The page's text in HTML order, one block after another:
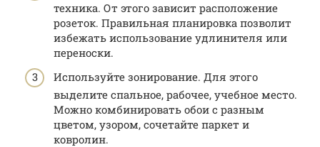
техника. От этого зависит расположение
розеток. Правильная планировка позволит
избежать использование удлинителя или
переноски.
Используйте зонирование. Для этого
выделите спальное, рабочее, учебное место.
Можно комбинировать обои с разным
цветом, узором, сочетайте паркет и
ковролин.